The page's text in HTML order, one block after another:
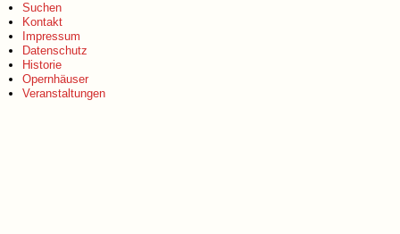
Suchen
Kontakt
Impressum
Datenschutz
Historie
Opernhäuser
Veranstaltungen